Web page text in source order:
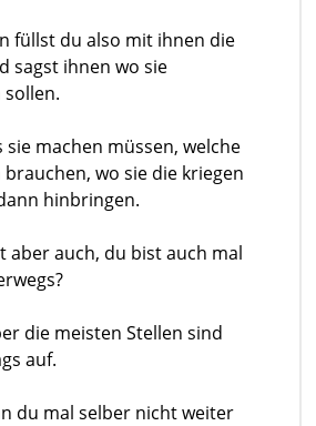
füllst du also mit ihnen die
sagst ihnen wo sie
sie machen müssen, welche
brauchen, wo sie die kriegen
hinbringen.
aber auch, du bist auch mal
die meisten Stellen sind
auf.
du mal selber nicht weiter